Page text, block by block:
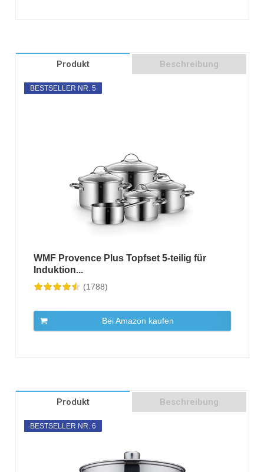
Produkt Beschreibung
BESTSELLER NR. 5
WMF Provence Plus Topfset 5-teilig für
Induktion...
(1788)
Bei Amazon kaufen
Produkt Beschreibung
BESTSELLER NR. 6